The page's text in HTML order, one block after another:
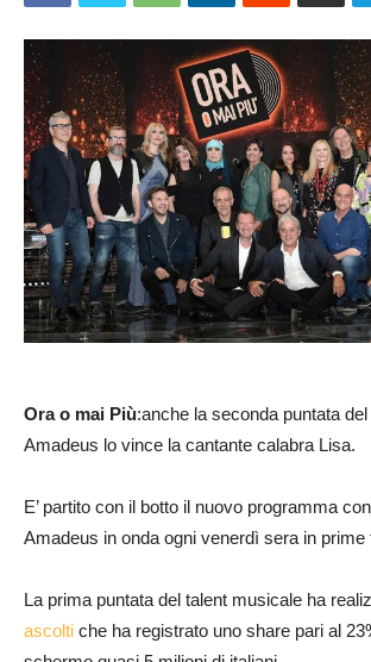
Ora o mai Più:anche la seconda puntata
Amadeus lo vince la cantante calabra Lisa.
E’ partito con il botto il nuovo programma
Amadeus in onda ogni venerdì sera in prime
La prima puntata del talent musicale ha
ascolti che ha registrato uno share pari al